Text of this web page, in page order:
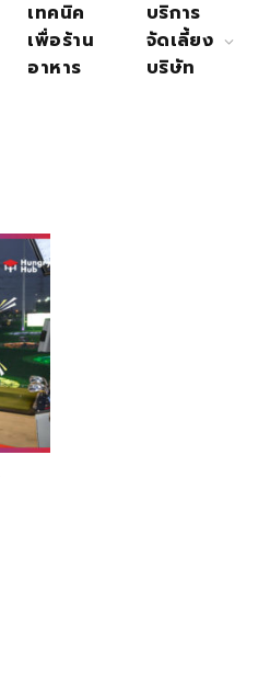
เทคนิค
เพื่อร้าน
อาหาร
บริการ
จัดเลี้ยง
บริษัท